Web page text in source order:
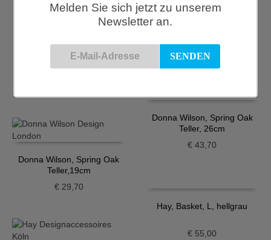
Donna Wilson, Meg
€16,30
Donna Wilson, Mog Teller
Donna Wilson, Spring Oak
Teller, 26cm
€ 43,70
Donna Wilson, Spring Oak
Teller,19cm
€29,70
Hay, Basket, L, hellgrau
€ 55,00
Melden Sie sich jetzt zu unserem
Newsletter an.